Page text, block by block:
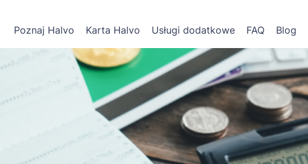
Poznaj Halvo Karta Halvo Usługi dodatkowe FAQ Blog